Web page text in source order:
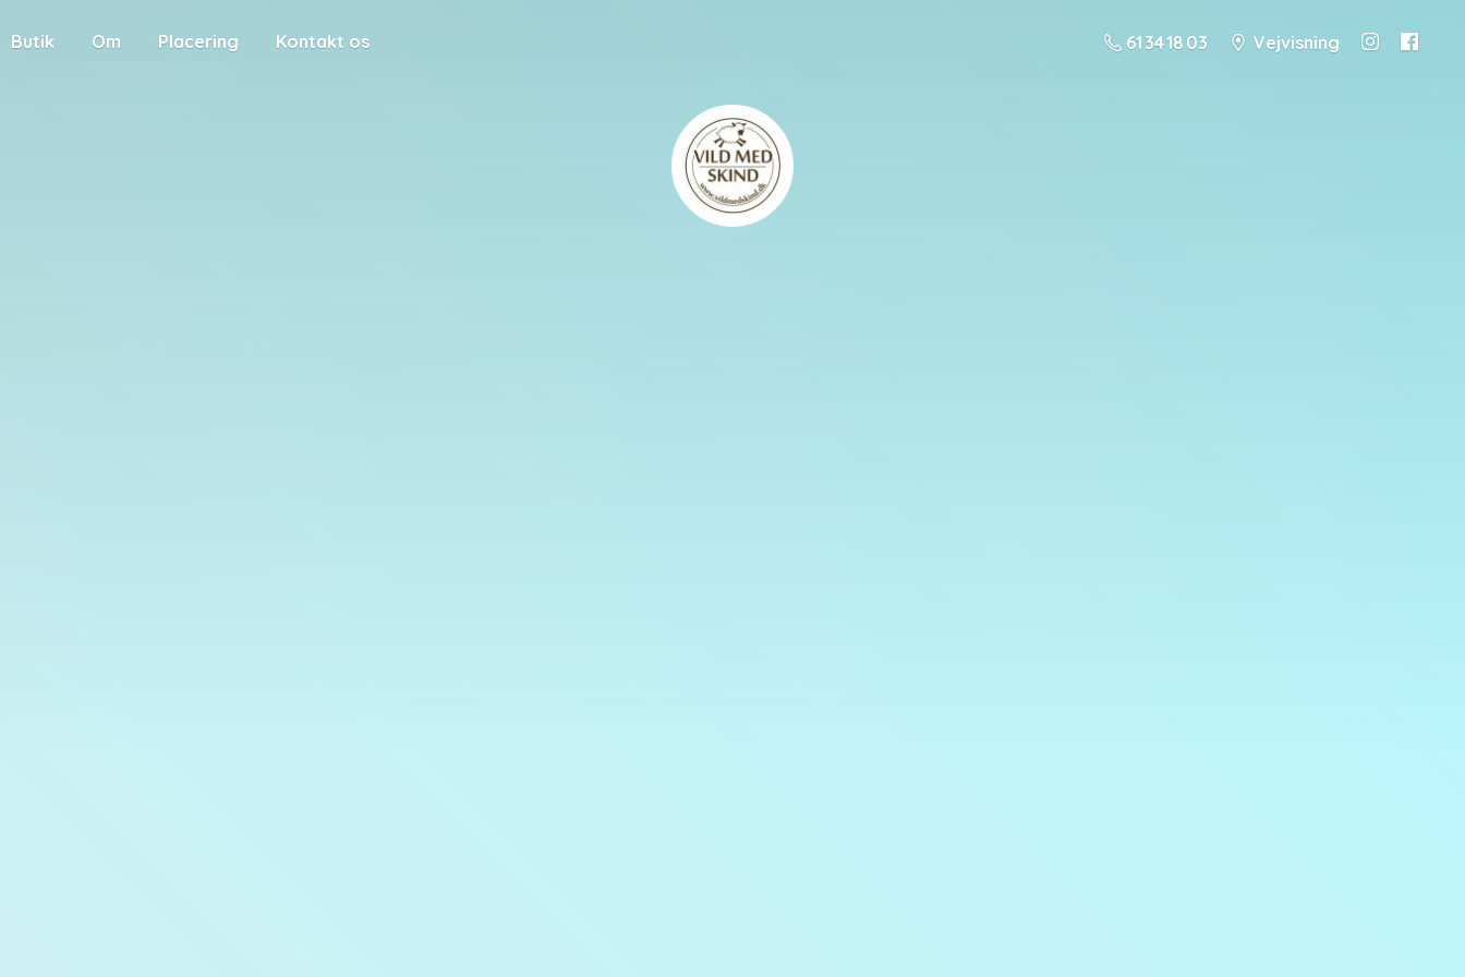
Butik Om Placering Kontakt os 61 34 18 03 Vejvisning